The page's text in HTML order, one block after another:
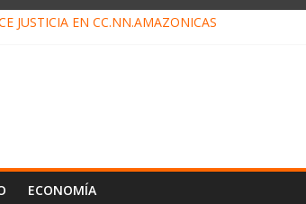
JUSTICIA EN CC.NN.AMAZÓNICAS
ECONOMÍA